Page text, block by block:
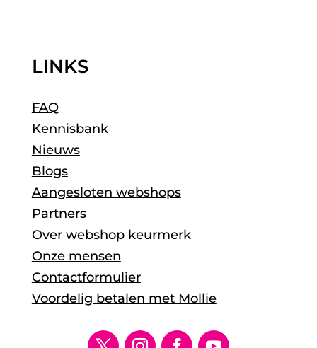
LINKS
FAQ
Kennisbank
Nieuws
Blogs
Aangesloten webshops
Partners
Over webshop keurmerk
Onze mensen
Contactformulier
Voordelig betalen met Mollie